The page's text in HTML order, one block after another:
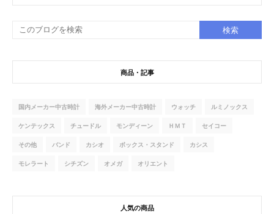
商品・記事
国内メーカー中古時計 海外メーカー中古時計 ウォッチ ルミノックス
ケンテックス チュードル モンディーン ＨＭＴ セイコー
その他 バンド カシオ ボックス・スタンド カシス
モレラート シチズン オメガ オリエント
人気の商品